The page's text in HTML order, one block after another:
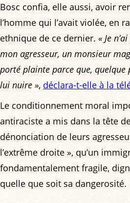
Bosc confia, elle aussi, avoir
l’homme qui l’avait violée, en
ethnique de ce dernier. « Je
mon agresseur, un monsieur
porté plainte parce que, quelque
lui nuire », déclara-t-elle à la
Le conditionnement moral
antiraciste a mis dans la tête
dénonciation de leurs
l’extrême droite », qu’un
fondamentalement fragile,
quelle que soit sa dangerosité.